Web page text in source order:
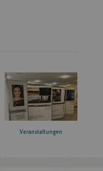
Veranstaltungen